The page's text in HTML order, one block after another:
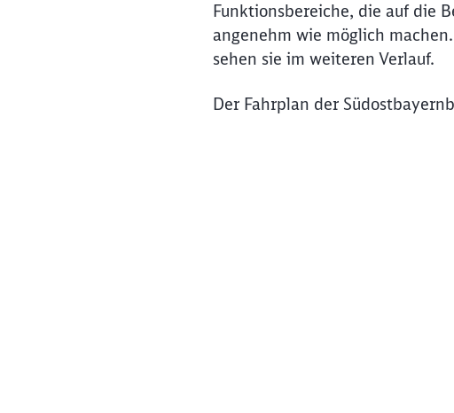
Funktionsbereiche, die auf die
angenehm wie möglich
sehen sie im weiteren Verlauf.
Der Fahrplan der